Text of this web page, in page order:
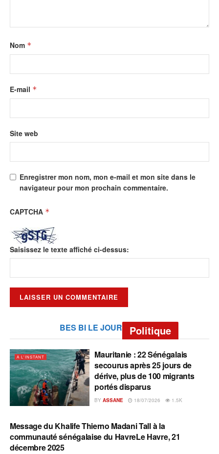
Nom *
E-mail *
Site web
Enregistrer mon nom, mon e-mail et mon site dans le
navigateur pour mon prochain commentaire.
CAPTCHA *
Saisissez le texte affiché ci-dessus:
BES BI LE JOUR Politique
A L'INSTANT
Mauritanie : 22 Sénégalais
secourus après 25 jours de
dérive, plus de 100 migrants
portés disparus
BY ASSANE 18/07/2026 1.5K
A L'INSTANT
Message du Khalife Thierno Madani Tall à la
communauté sénégalaise du HavreLe Havre, 21
décembre 2025